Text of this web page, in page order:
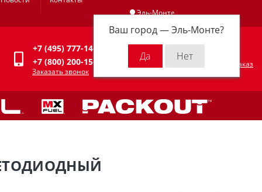
Эль-Монте
Ваш город —Эль-Монте?
Личный кабинет
+7 (495) 777-14-94
+7 (800) 200-15-94
Заказать звонок
Оформить заказ